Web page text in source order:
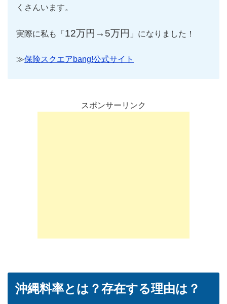
くさんいます。
実際に私も「 12万円→5万円 」になりました！
≫保険スクエアbang!公式サイト
スポンサーリンク
沖縄料率とは？存在する理由は？